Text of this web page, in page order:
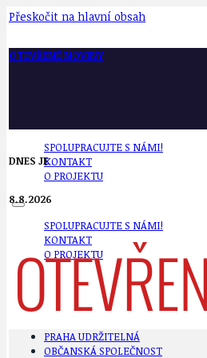
Přeskočit na hlavní obsah
OTEVŘENÉ NOVINY
SPOLUPRACUJTE S NÁMI!
KONTAKT
O PROJEKTU
SPOLUPRACUJTE S NÁMI!
KONTAKT
O PROJEKTU
DNES JE
8.8.2026
PRAHA UDRŽITELNÁ
OBČANSKÁ SPOLEČNOST